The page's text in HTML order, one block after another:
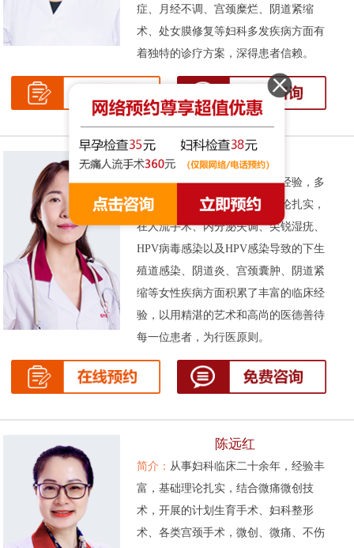
症、月经不调、宫颈糜烂、阴道紧缩
术、处女膜修复等妇科多发疾病方面有
着独特的诊疗方案，深得患者信赖。
张伟侠
简介：拥有十余年的妇科临床经验，多
次被评为先进工作者。基础理论扎实，
在人流手术、内分泌失调、尖锐湿疣、
HPV病毒感染以及HPV感染导致的下生
殖道感染、阴道炎、宫颈囊肿、阴道紧
缩等女性疾病方面积累了丰富的临床经
验，以用精湛的艺术和高尚的医德善待
每一位患者，为行医原则。
陈远红
简介： 从事妇科临床二十余年，经验丰
富，基础理论扎实，结合微痛微创技
术，开展的计划生育手术、妇科整形
术、各类宫颈手术，微创、微痛、不伤